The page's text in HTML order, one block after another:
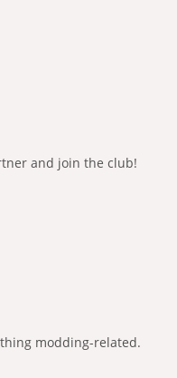
and join the club!
modding-related.